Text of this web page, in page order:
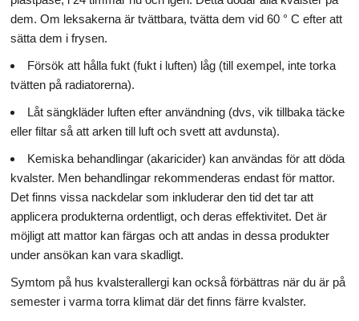
dem. Om leksakerna är tvättbara, tvätta dem vid 60 ° C efter att
sätta dem i frysen.
Försök att hålla fukt (fukt i luften) låg (till exempel, inte torka
tvätten på radiatorerna).
Låt sängkläder luften efter användning (dvs, vik tillbaka täcke
eller filtar så att arken till luft och svett att avdunsta).
Kemiska behandlingar (akaricider) kan användas för att döda
kvalster. Men behandlingar rekommenderas endast för mattor.
Det finns vissa nackdelar som inkluderar den tid det tar att
applicera produkterna ordentligt, och deras effektivitet. Det är
möjligt att mattor kan färgas och att andas in dessa produkter
under ansökan kan vara skadligt.
Symtom på hus kvalsterallergi kan också förbättras när du är på
semester i varma torra klimat där det finns färre kvalster.